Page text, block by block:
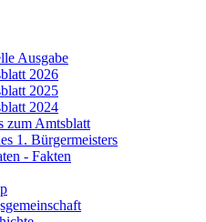
Ausgabe
2026
2025
2024
zum Amtsblatt
1. Bürgermeisters
- Fakten